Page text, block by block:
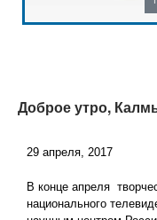
Доброе утро,
29 апреля, 2017
В конце апреля
национального